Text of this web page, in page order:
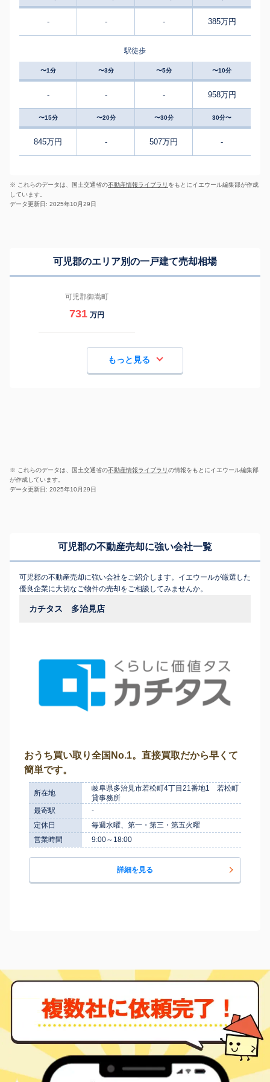
- - - 385万円
駅徒歩
〜1分 〜3分 〜5分 〜10分
- - - 958万円
〜15分 〜20分 〜30分 30分〜
845万円 - 507万円 -
※ これらのデータは、国土交通省の不動産情報ライブラリ をもとにイエウール編集部が作成
しています。
データ更新日: 2025年10月29日
可児郡のエリア別の一戸建て売却相場
可児郡御嵩町
731 万円
もっと見る
※ これらのデータは、国土交通省の不動産情報ライブラリの情報をもとにイエウール編集部
が作成しています。
データ更新日: 2025年10月29日
可児郡の不動産売却に強い会社一覧
可児郡の不動産売却に強い会社をご紹介します。イエウールが厳選した
優良企業に大切なご物件の売却をご相談してみませんか。
カチタス 多治見店
おうち買い取り全国No.1。直接買取だから早くて
簡単です。
所在地
岐阜県多治見市若松町4丁目21番地1 若松町
貸事務所
最寄駅
-
定休日
毎週水曜、第一・第三・第五火曜
営業時間
9:00～18:00
詳細を見る